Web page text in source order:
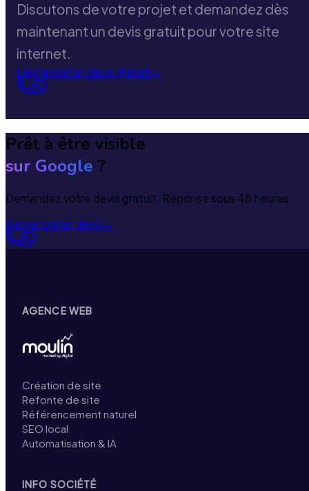
Discutons de votre projet et demandez dès
maintenant un devis gratuit pour votre site
internet.
Demander un devis gratuit→
Prêt à être visible
sur Google ?
Demandez votre devis gratuit. Réponse sous 48 heures.
Demander un devis→
AGENCE WEB
Création de site
Refonte de site
Référencement naturel
SEO local
Automatisation & IA
INFO SOCIÉTÉ